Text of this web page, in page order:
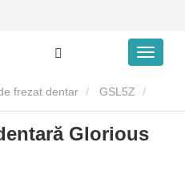
frezat dentar GSL5Z
GSL 5Z
Glorious